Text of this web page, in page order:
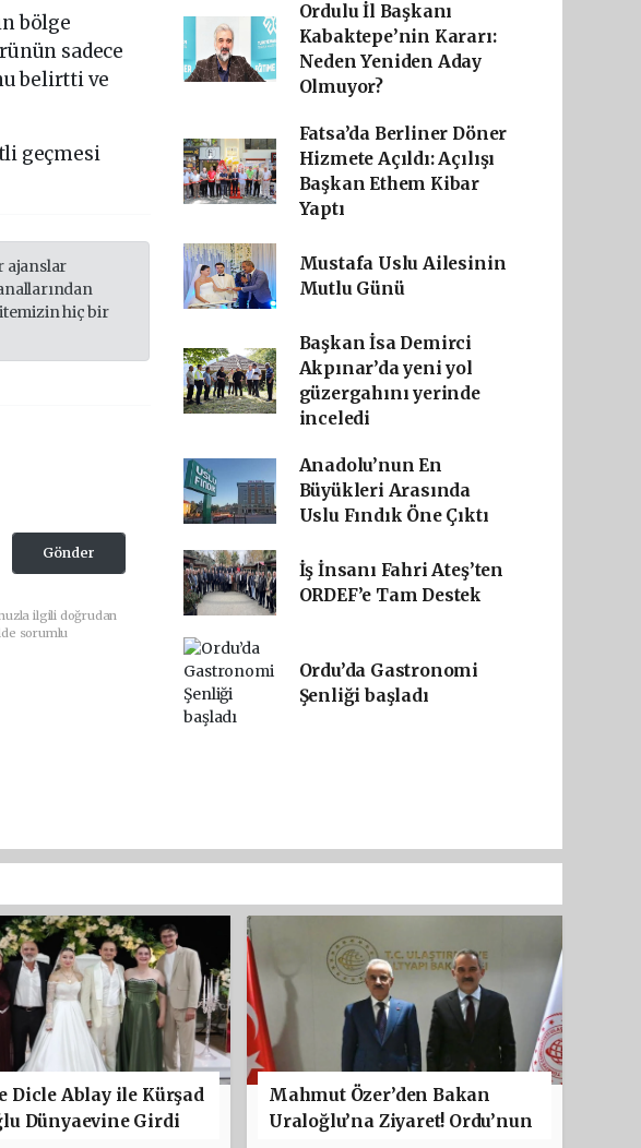
bölge
sadece
belirtti ve
geçmesi
ajanslar
hiç bir
Gönder
ilgili doğrudan
sorumlu
Ordulu İl Başkanı
Kabaktepe’nin Kararı:
Neden Yeniden Aday
Olmuyor?
Fatsa’da Berliner Döner
Hizmete Açıldı: Açılışı
Başkan Ethem Kibar
Yaptı
Mustafa Uslu Ailesinin
Mutlu Günü
Başkan İsa Demirci
Akpınar’da yeni yol
güzergahını yerinde
inceledi
Anadolu’nun En
Büyükleri Arasında
Uslu Fındık Öne Çıktı
İş İnsanı Fahri Ateş’ten
ORDEF’e Tam Destek
Ordu’da Gastronomi
Şenliği başladı
Dicle Ablay ile Kürşad
Dünyaevine Girdi
Mahmut Özer’den Bakan
Uraloğlu’na Ziyaret! Ordu’nun